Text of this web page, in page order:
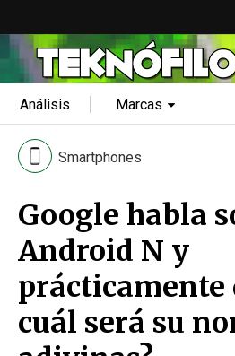
Análisis Marcas
Smartphones
Google habla
Android N y
prácticamente
cuál será su